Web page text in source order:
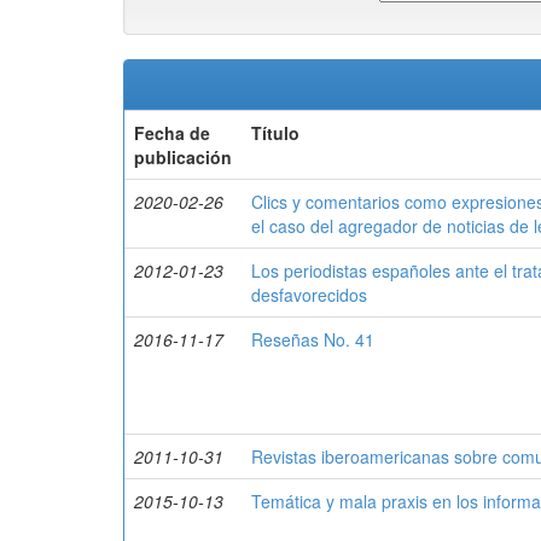
Fecha de
publicación
Título
2020-02-26
Clics y comentarios como
el caso del agregador de noticias de
2012-01-23
Los periodistas españoles ante el
desfavorecidos
2016-11-17
Reseñas No. 41
2011-10-31
Revistas iberoamericanas sobre
2015-10-13
Temática y mala praxis en los